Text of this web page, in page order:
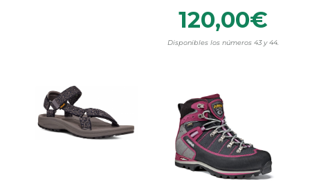
Disponibles los números 43 y 44.
120,00€